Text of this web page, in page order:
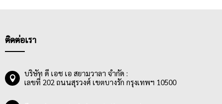
ติดต่อเรา
บริษัท ดี เอช เอ สยามวาลา จำกัด :
เลขที่ 202 ถนนสุรวงศ์ เขตบางรัก กรุงเทพฯ 10500